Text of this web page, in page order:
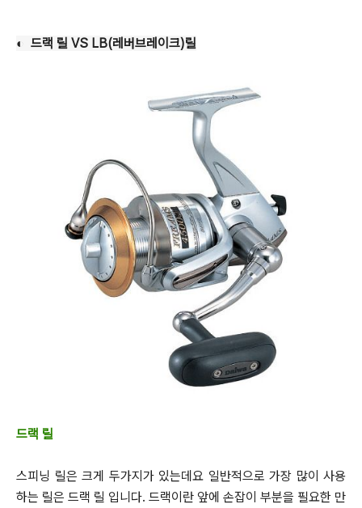
◐ 드랙 릴 VS LB(레버브레이크)릴
드랙 릴
스피닝 릴은 크게 두가지가 있는데요 일반적으로 가장 많이 사용
하는 릴은 드랙 릴 입니다. 드랙이란 앞에 손잡이 부분을 필요한 만